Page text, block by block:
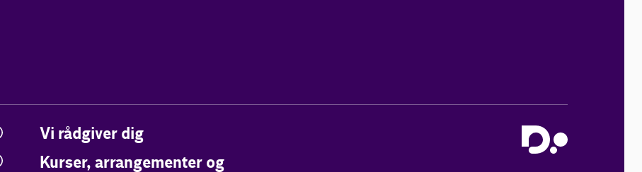
Vi rådgiver dig
Kurser, arrangementer og